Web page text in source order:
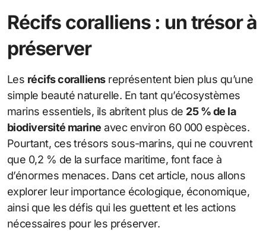
Récifs coralliens : un trésor à
préserver
Les récifs coralliensreprésentent bien plus qu’une
simple beauté naturelle. En tant qu’écosystèmes
marins essentiels, ils abritent plus de 25 % de la
biodiversité marine avec environ 60 000 espèces.
Pourtant, ces trésors sous-marins, qui ne couvrent
que 0,2 % de la surface maritime, font face à
d’énormes menaces. Dans cet article, nous allons
explorer leur importance écologique, économique,
ainsi que les défis qui les guettent et les actions
nécessaires pour les préserver.